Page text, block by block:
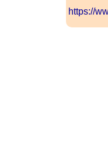
https://